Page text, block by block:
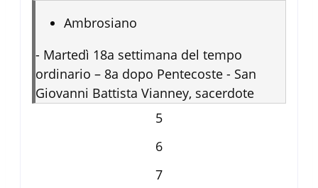
Ambrosiano
- Martedì 18a settimana del tempo
ordinario – 8a dopo Pentecoste - San
Giovanni Battista Vianney, sacerdote
5
6
7